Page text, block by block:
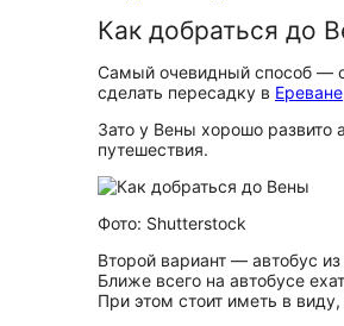
Как добраться до
Самый очевидный способ —
сделать пересадку в Ереване
Зато у Вены хорошо развито
путешествия.
Фото: Shutterstock
Второй вариант — автобус
Ближе всего на автобусе
При этом стоит иметь в